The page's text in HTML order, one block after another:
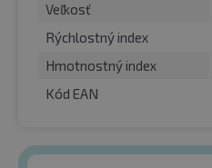
Veľkosť
Rýchlostný index
Hmotnostný index
Kód EAN